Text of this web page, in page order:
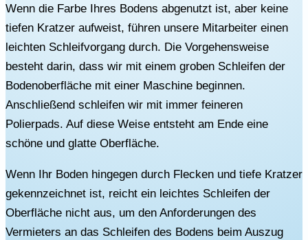
Wenn die Farbe Ihres Bodens abgenutzt ist, aber keine
tiefen Kratzer aufweist, führen unsere Mitarbeiter einen
leichten Schleifvorgang durch. Die Vorgehensweise
besteht darin, dass wir mit einem groben Schleifen der
Bodenoberfläche mit einer Maschine beginnen.
Anschließend schleifen wir mit immer feineren
Polierpads. Auf diese Weise entsteht am Ende eine
schöne und glatte Oberfläche.
Wenn Ihr Boden hingegen durch Flecken und tiefe Kratzer
gekennzeichnet ist, reicht ein leichtes Schleifen der
Oberfläche nicht aus, um den Anforderungen des
Vermieters an das Schleifen des Bodens beim Auszug